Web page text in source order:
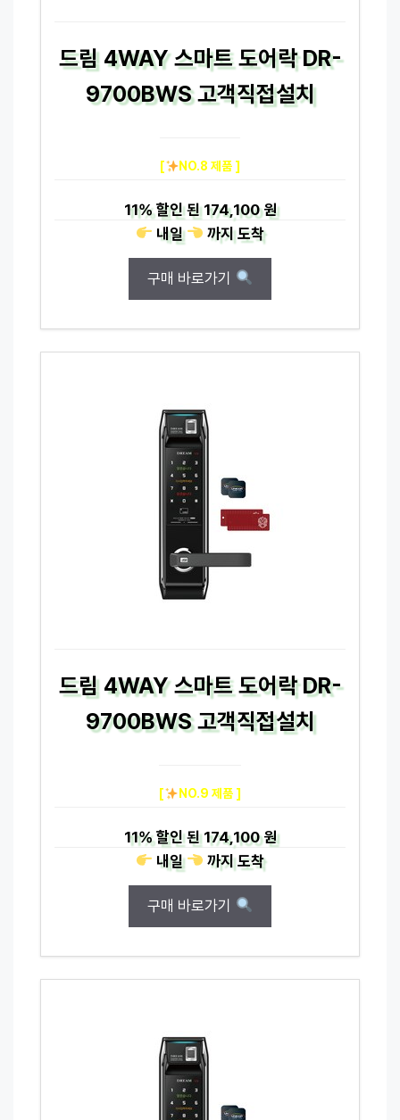
드림 4WAY 스마트 도어락 DR-
9700BWS 고객직접설치
[ NO.8 제품 ]
11%할인 된174,100 원
내일
까지도착
구매 바로가기
드림 4WAY 스마트 도어락 DR-
9700BWS 고객직접설치
[ NO.9 제품 ]
11%할인 된174,100 원
내일
까지도착
구매 바로가기